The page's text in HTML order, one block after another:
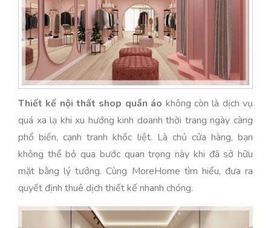
Thiết kế nội thất shop quần áo không còn là dịch vụ
quá xa lạ khi xu hướng kinh doanh thời trang ngày càng
phổ biến, cạnh tranh khốc liệt. Là chủ cửa hàng, bạn
không thể bỏ qua bước quan trọng này khi đã sở hữu
mặt bằng lý tưởng. Cùng MoreHome tìm hiểu, đưa ra
quyết định thuê dịch thiết kế nhanh chóng.